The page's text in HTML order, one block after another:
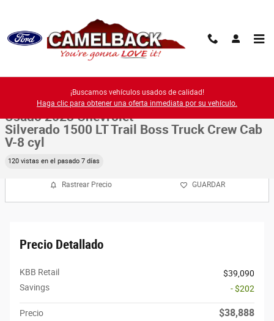
¡Buscamos vehículos usados de calidad!
Haga clic para obtener una oferta inmediata por su vehículo.
1 de 35 Fotos
Usado 2023 Chevrolet
Silverado 1500 LT Trail Boss Truck Crew Cab
V-8 cyl
120 vistas en el pasado 7 días
Rastrear Precio GUARDAR
Precio Detallado
KBB Retail
$39,090
Savings
- $202
Precio $38,888